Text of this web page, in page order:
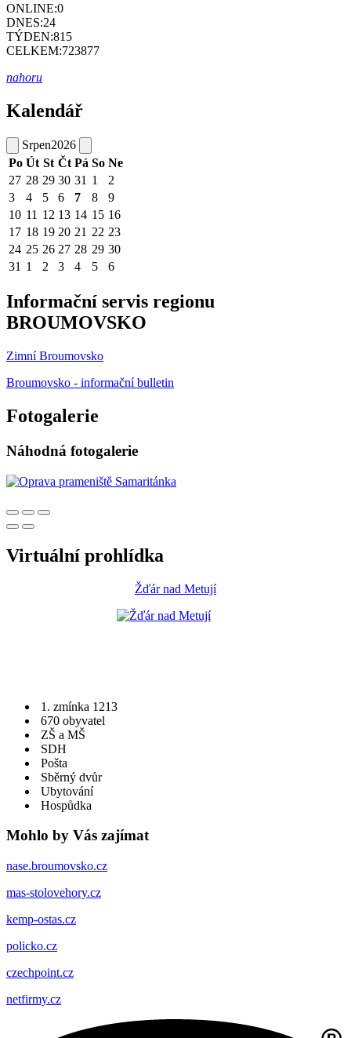
ONLINE:0
DNES:24
TÝDEN:815
CELKEM:723877
nahoru
Kalendář
Srpen2026
Po Út St Čt Pá So Ne
27 28 29 30 31 1
2
3
4 5 6 7 8
9
10 11 12 13 14 15 16
17 18 19 20 21 22 23
24 25 26 27 28 29 30
31 1 2 3 4 5 6
Informační servis regionu
BROUMOVSKO
Zimní Broumovsko
Broumovsko - informační bulletin
Fotogalerie
Náhodná fotogalerie
Virtuální prohlídka
Žďár nad Metují
1. zmínka 1213
670 obyvatel
ZŠ a MŠ
SDH
Pošta
Sběrný dvůr
Ubytování
Hospůdka
Mohlo by Vás zajímat
nase.broumovsko.cz
mas-stolovehory.cz
kemp-ostas.cz
policko.cz
czechpoint.cz
netfirmy.cz